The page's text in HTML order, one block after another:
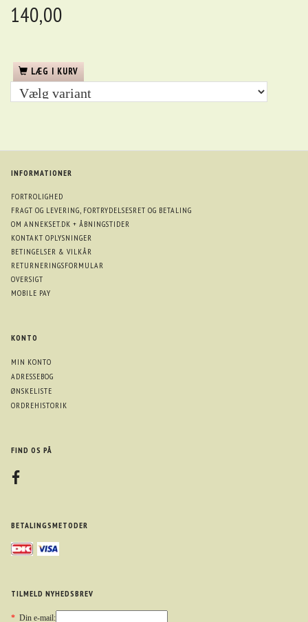
140,00
LÆG I KURV
INFORMATIONER
FORTROLIGHED
FRAGT OG LEVERING, FORTRYDELSESRET OG BETALING
OM ANNEKSET.DK + ÅBNINGSTIDER
KONTAKT OPLYSNINGER
BETINGELSER & VILKÅR
RETURNERINGSFORMULAR
OVERSIGT
MOBILE PAY
KONTO
MIN KONTO
ADRESSEBOG
ØNSKELISTE
ORDREHISTORIK
FIND OS PÅ
BETALINGSMETODER
TILMELD NYHEDSBREV
* Din e-mail: